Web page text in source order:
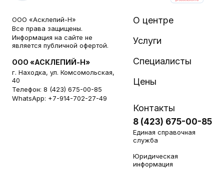
ООО «Асклепий-Н»
Все права защищены.
Информация на сайте не
является публичной офертой.
ООО «АСКЛЕПИЙ-Н»
г. Находка, ул. Комсомольская,
40
Телефон: 8 (423) 675-00-85
WhatsApp: +7-914-702-27-49
О центре
Услуги
Специалисты
Цены
Контакты
8 (423) 675-00-85
Единая справочная
служба
Юридическая
информация